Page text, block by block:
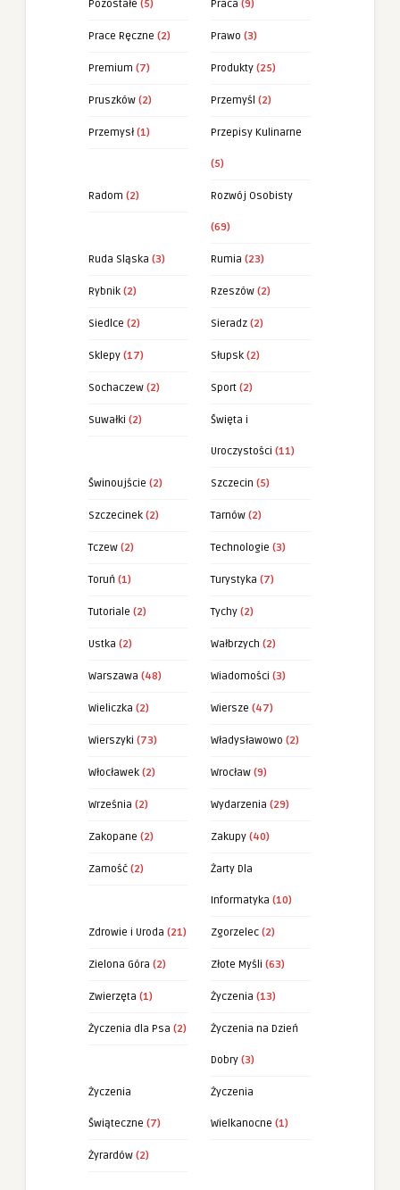
Pozostałe (5) Praca (9)
Prace Ręczne (2) Prawo (3)
Premium (7) Produkty (25)
Pruszków (2) Przemyśl (2)
Przemysł (1) Przepisy Kulinarne
(5)
Radom (2) Rozwój Osobisty
(69)
Ruda Sląska (3) Rumia (23)
Rybnik (2) Rzeszów (2)
Siedlce (2) Sieradz (2)
Sklepy (17) Słupsk (2)
Sochaczew (2) Sport (2)
Suwałki (2) Święta i
Uroczystości (11)
Świnoujście (2) Szczecin (5)
Szczecinek (2) Tarnów (2)
Tczew (2) Technologie (3)
Toruń (1) Turystyka (7)
Tutoriale (2) Tychy (2)
Ustka (2) Wałbrzych (2)
Warszawa (48) Wiadomości (3)
Wieliczka (2) Wiersze (47)
Wierszyki (73) Władysławowo (2)
Włocławek (2) Wrocław (9)
Września (2) Wydarzenia (29)
Zakopane (2) Zakupy (40)
Zamość (2) Żarty Dla
Informatyka (10)
Zdrowie i Uroda (21) Zgorzelec (2)
Zielona Góra (2) Złote Myśli (63)
Zwierzęta (1) Życzenia (13)
Życzenia dla Psa (2) Życzenia na Dzień
Dobry (3)
Życzenia
Świąteczne (7)
Życzenia
Wielkanocne (1)
Żyrardów (2)